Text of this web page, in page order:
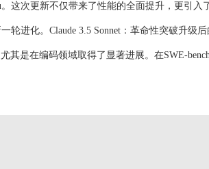
。这次更新不仅带来了性能的全面提升，更引入
轮进化。Claude 3.5 Sonnet：革命性突破升级后
其是在编码领域取得了显著进展。在SWE-